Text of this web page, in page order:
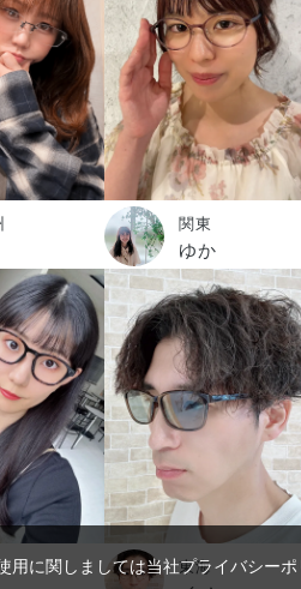
関東
ゆか
東海
に関しましては当社プライバシーポ